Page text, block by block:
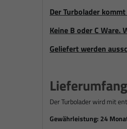
Der Turbolader
Keine B oder C
Geliefert werden
Der Turbolader wird mit
Gewährleistung: 24